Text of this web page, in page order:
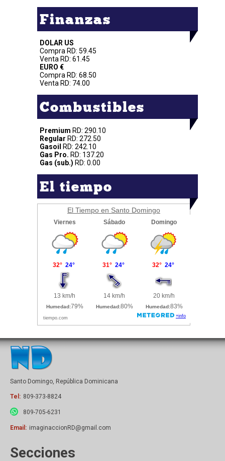
Finanzas
DOLAR US
Compra RD: 59.45
Venta RD: 61.45
EURO €
Compra RD: 68.50
Venta RD: 74.00
Combustibles
Premium RD: 290.10
Regular RD: 272.50
Gasoil
RD: 242.10
Gas Pro. RD: 137.20
Gas (sub.) RD: 0.00
El tiempo
El Tiempo en Santo Domingo
Santo Domingo, República Dominicana
Tel: 809-373-8824
809-705-6231
Email: imaginaccionRD@gmail.com
Secciones